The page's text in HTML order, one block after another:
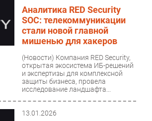
Аналитика RED Security
SOC: телекоммуникации
стали новой главной
мишенью для хакеров
(Новости) Компания RED Security,
открытая экосистема ИБ-решений
и экспертизы для комплексной
защиты бизнеса, провела
исследование ландшафта...
13.01.2026